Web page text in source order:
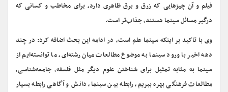
فیلم و آن چیزهایی که زرق و برق ظاهری دارد، برای مخاطب و کسانی که
درگیر مسائل سینما هستند، جذاب‌تر است.
وی با تاکید بر اینکه سینما علم است، در ادامه این بحث اضافه کرد: در چند
دهه اخیر با ورود سینما به موضوع مطالعات میان رشته‌ای، ما توانسته‌ایم از
سینما به مثابه تمثیل برای شناختن علوم دیگر مثل فلسفه، جامعه‌شناسی،
مطالعات فرهنگی بهره ببریم، رابطه بین سینما، دانش و آگاهی رابطه بسیار